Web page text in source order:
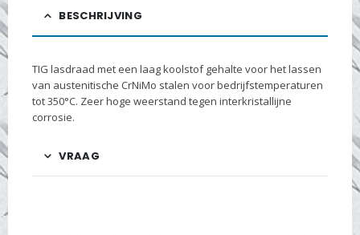
BESCHRIJVING
TIG lasdraad met een laag koolstof gehalte voor het lassen
van austenitische CrNiMo stalen voor bedrijfstemperaturen
tot 350°C. Zeer hoge weerstand tegen interkristallijne
corrosie.
VRAAG